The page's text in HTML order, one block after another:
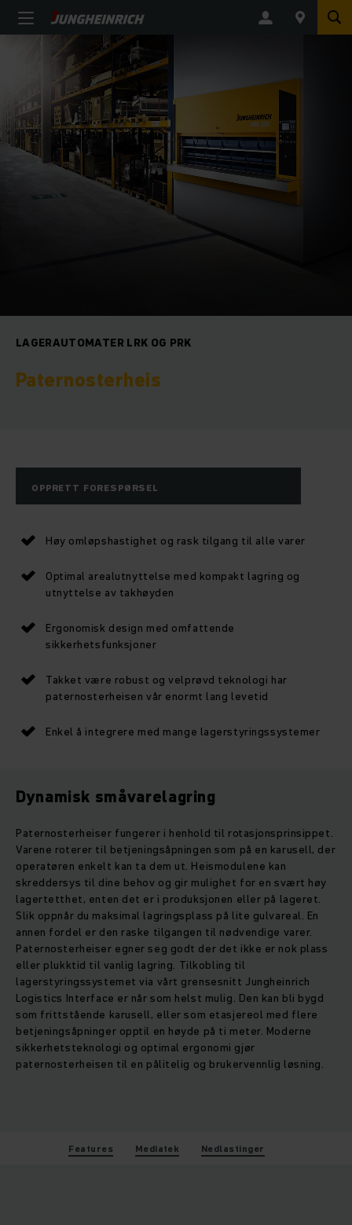
LAGERAUTOMATER LRK OG PRK
Paternosterheis
OPPRETT FORESPØRSEL
Høy omløpshastighet og rask tilgang til alle varer
Optimal arealutnyttelse med kompakt lagring og
utnyttelse av takhøyden
Ergonomisk design med omfattende
sikkerhetsfunksjoner
Takket være robust og velprøvd teknologi har
paternosterheisen vår enormt lang levetid
Enkel å integrere med mange lagerstyringssystemer
Dynamisk småvarelagring
Paternosterheiser fungerer i henhold til rotasjonsprinsippet.
Varene roterer til betjeningsåpningen som på en karusell, der
operatøren enkelt kan ta dem ut. Heismodulene kan
skreddersys til dine behov og gir mulighet for en svært høy
lagertetthet, enten det er i produksjonen eller på lageret.
Slik oppnår du maksimal lagringsplass på lite gulvareal. En
annen fordel er den raske tilgangen til nødvendige varer.
Paternosterheiser egner seg godt der det ikke er nok plass
eller plukktid til vanlig lagring. Tilkobling til
lagerstyringssystemet via vårt grensesnitt Jungheinrich
Logistics Interface er når som helst mulig. Den kan bli bygd
som frittstående karusell, eller som etasjereol med flere
betjeningsåpninger opptil en høyde på ti meter. Moderne
sikkerhetsteknologi og optimal ergonomi gjør
paternosterheisen til en pålitelig og brukervennlig løsning.
Features Mediatek Nedlastinger